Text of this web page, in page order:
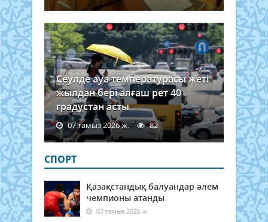
Сеулде ауа температурасы жеті
жылдан бері алғаш рет 40
градустан асты
07 тамыз 2026 ж. 82
СПОРТ
Қазақстандық балуандар әлем
чемпионы атанды
03 тамыз 2026 ж.